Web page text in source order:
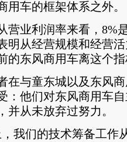
用车的框架体系之外。
业利润率来看，8%
明从经营规模和经营
的东风商用车离这个
与童东城以及东风商
：他们对东风商用车
并从未放弃过努力。
们的技术筹备工作从